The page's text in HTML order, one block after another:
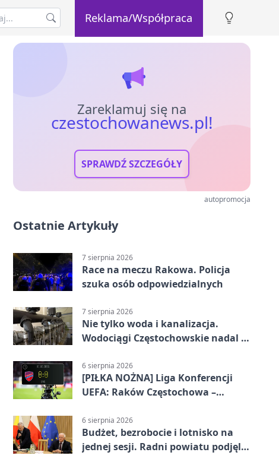
Reklama/Współpraca
Zareklamuj się na
czestochowanews.pl!
SPRAWDŹ SZCZEGÓŁY
autopromocja
Ostatnie Artykuły
7 sierpnia 2026
Race na meczu Rakowa. Policja
szuka osób odpowiedzialnych
7 sierpnia 2026
Nie tylko woda i kanalizacja.
Wodociągi Częstochowskie nadal w
6 sierpnia 2026
[PIŁKA NOŻNA] Liga Konferencji
UEFA: Raków Częstochowa –
meczu III rundy eliminacji
6 sierpnia 2026
Budżet, bezrobocie i lotnisko na
jednej sesji. Radni powiatu podjęli